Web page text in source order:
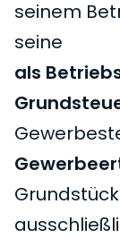
seinem
seine
als